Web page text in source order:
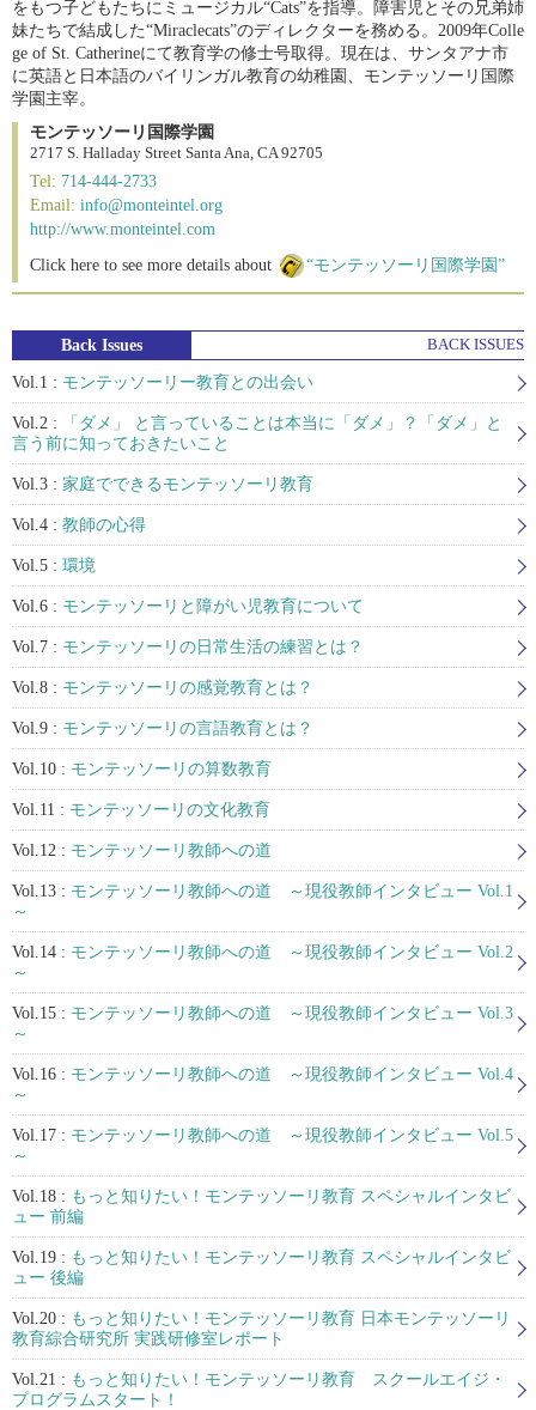
をもつ子どもたちにミュージカル“Cats”を指導。障害児とその兄弟姉
妹たちで結成した“Miraclecats”のディレクターを務める。2009年Colle
ge of St. Catherineにて教育学の修士号取得。現在は、サンタアナ市
に英語と日本語のバイリンガル教育の幼稚園、モンテッソーリ国際
学園主宰。
モンテッソーリ国際学園
2717 S. Halladay Street Santa Ana, CA 92705
Tel: 714-444-2733
Email: info@monteintel.org
http://www.monteintel.com
Click here to see more details about
“モンテッソーリ国際学園”
Back Issues BACK ISSUES
Vol.1 : モンテッソーリー教育との出会い
Vol.2 :
「ダメ」 と言っていることは本当に「ダメ」？「ダメ」と
言う前に知っておきたいこと
Vol.3 : 家庭でできるモンテッソーリ教育
Vol.4 : 教師の心得
Vol.5 : 環境
Vol.6 : モンテッソーリと障がい児教育について
Vol.7 : モンテッソーリの日常生活の練習とは？
Vol.8 : モンテッソーリの感覚教育とは？
Vol.9 : モンテッソーリの言語教育とは？
Vol.10 : モンテッソーリの算数教育
Vol.11 : モンテッソーリの文化教育
Vol.12 : モンテッソーリ教師への道
Vol.13 : モンテッソーリ教師への道 ～現役教師インタビュー Vol.1
～
Vol.14 : モンテッソーリ教師への道 ～現役教師インタビュー Vol.2
～
Vol.15 : モンテッソーリ教師への道 ～現役教師インタビュー Vol.3
～
Vol.16 : モンテッソーリ教師への道 ～現役教師インタビュー Vol.4
～
Vol.17 : モンテッソーリ教師への道 ～現役教師インタビュー Vol.5
～
Vol.18 : もっと知りたい！モンテッソーリ教育 スペシャルインタビ
ュー 前編
Vol.19 : もっと知りたい！モンテッソーリ教育 スペシャルインタビ
ュー 後編
Vol.20 : もっと知りたい！モンテッソーリ教育 日本モンテッソーリ
教育綜合研究所 実践研修室レポート
Vol.21 : もっと知りたい！モンテッソーリ教育 スクールエイジ・
プログラムスタート！